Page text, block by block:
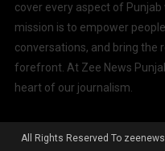
cover every aspect of
mission is to empower
conversations, and bring the
forefront. At Zee News
heart of our journalism.
All Rights Reserved To